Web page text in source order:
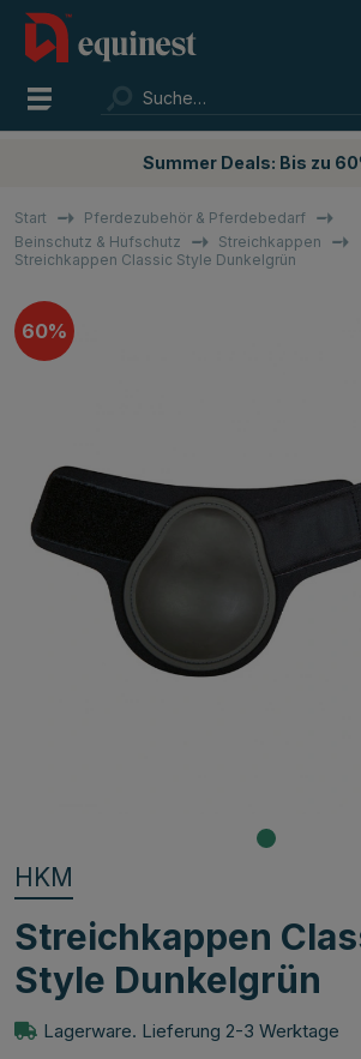
Summer Deals: Bis zu
Start
Pferdezubehör & Pferdebedarf
Beinschutz & Hufschutz
Streichkappen
Streichkappen Classic Style Dunkelgrün
60%
HKM
Streichkappen
Style Dunkelgrün
Lagerware. Lieferung 2-3 Werktage